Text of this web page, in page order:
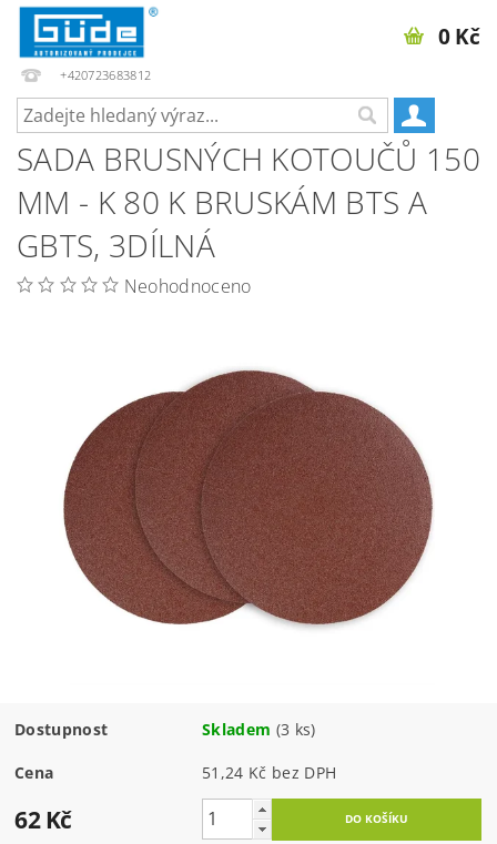
+420723683812
0 Kč
SADA BRUSNÝCH KOTOUČŮ 150
MM - K 80 K BRUSKÁM BTS A
GBTS, 3DÍLNÁ
Neohodnoceno
Dostupnost Skladem (3 ks)
Cena 51,24 Kč bez DPH
62 Kč